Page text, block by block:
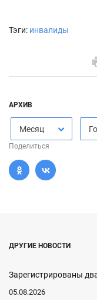
Тэги: инвалиды
АРХИВ
Месяц
Поделиться
ДРУГИЕ НОВОСТИ
Зарегистрированы
05.08.2026